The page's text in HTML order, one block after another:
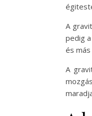
A
pedig
és
A